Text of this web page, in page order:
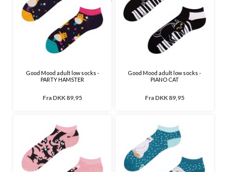
Good Mood adult low socks -
PARTY HAMSTER
Fra DKK 89,95
Good Mood adult low socks -
PIANO CAT
Fra DKK 89,95